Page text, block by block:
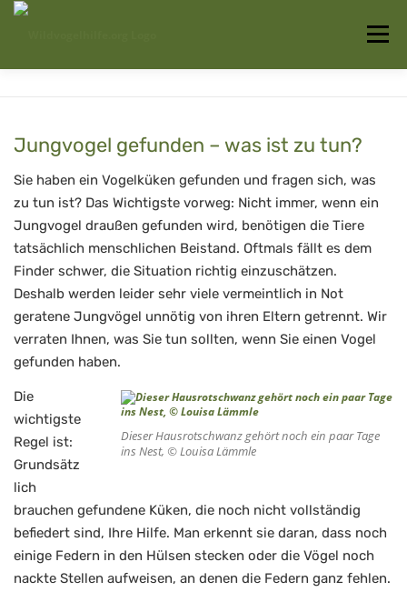
Zum
Menü
Auffangstationen
Jungvogel gefunden – was ist zu tun?
Sie haben ein Vogelküken gefunden und fragen sich, was
zu tun ist? Das Wichtigste vorweg: Nicht immer, wenn ein
Jungvogel draußen gefunden wird, benötigen die Tiere
tatsächlich menschlichen Beistand. Oftmals fällt es dem
Finder schwer, die Situation richtig einzuschätzen.
Deshalb werden leider sehr viele vermeintlich in Not
geratene Jungvögel unnötig von ihren Eltern getrennt. Wir
verraten Ihnen, was Sie tun sollten, wenn Sie einen Vogel
gefunden haben.
Dieser Hausrotschwanz gehört noch ein paar Tage
ins Nest, © Louisa Lämmle
Die
wichtigste
Regel ist:
Grundsätz
lich
brauchen gefundene Küken, die noch nicht vollständig
befiedert sind, Ihre Hilfe. Man erkennt sie daran, dass noch
einige Federn in den Hülsen stecken oder die Vögel noch
nackte Stellen aufweisen, an denen die Federn ganz fehlen.